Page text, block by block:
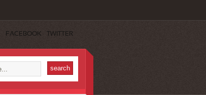
FACEBOOK TWITTER